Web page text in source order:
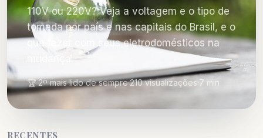
110V ou 220V? Veja a voltagem e o tipo de
tomada por país e nas capitais do Brasil, e o
que fazer com seus eletrodomésticos na
🏆 2º mais lido de sempre·210 visualizações·7 min
RECENTES